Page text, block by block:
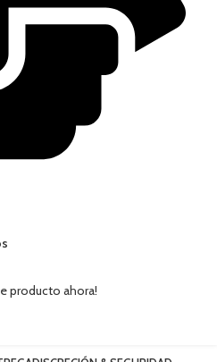
producto ahora!